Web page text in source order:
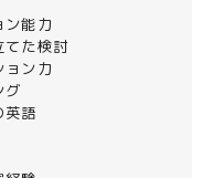
ン能力
てた検討
ョン力
グ
英語